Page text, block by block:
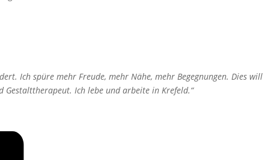
Ich spüre mehr Freude, mehr Nähe, mehr Begegnungen. Dies will
Gestalttherapeut. Ich lebe und arbeite in Krefeld.“